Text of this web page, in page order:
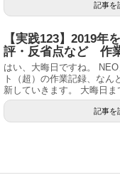
記事を
【実践123】2019年
評・反省点など 作
はい、大晦日ですね。
ト（超）の作業記録、なん
新していきます。 大晦日
記事を